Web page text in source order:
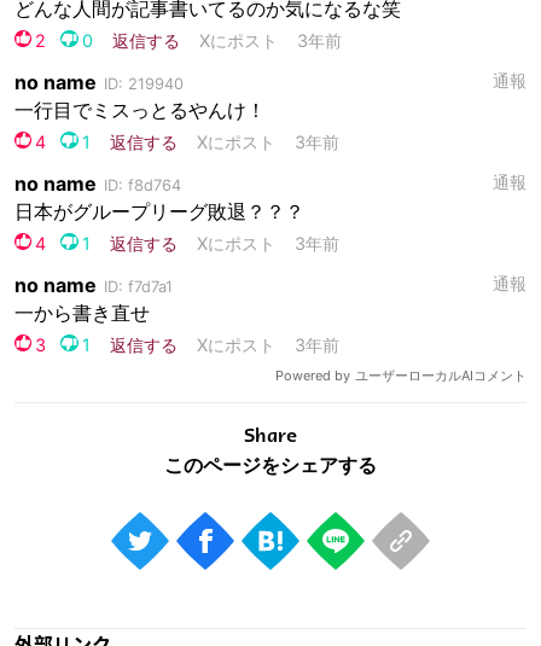
Share